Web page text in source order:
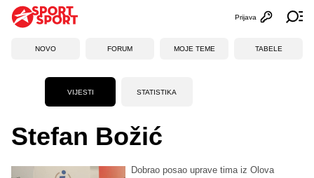
Otvori
Prijava
NOVO FORUM MOJE TEME TABELE
VIJESTI STATISTIKA
Stefan Božić
Dobrao posao uprave tima iz Olova